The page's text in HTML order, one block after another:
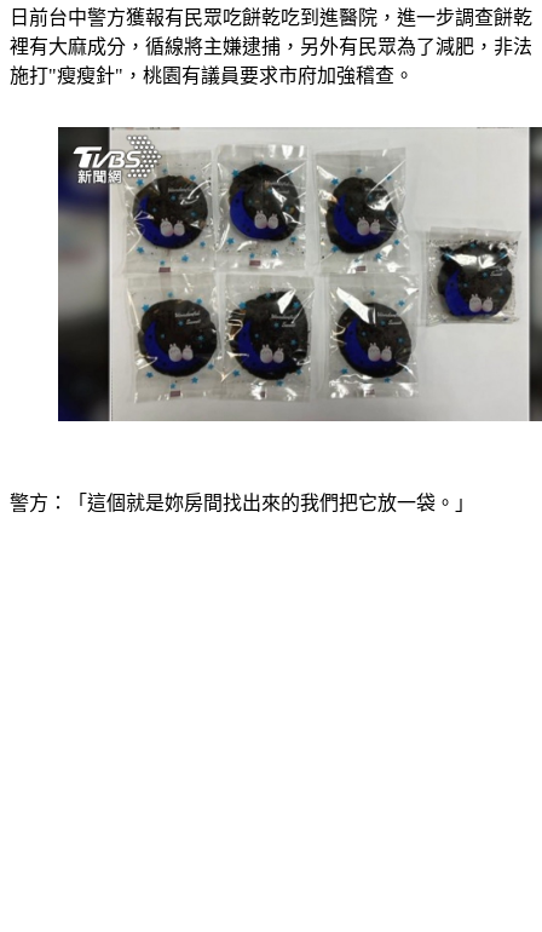
日前台中警方獲報有民眾吃餅乾吃到進醫院，進一步調查餅乾
裡有大麻成分，循線將主嫌逮捕，另外有民眾為了減肥，非法
施打"瘦瘦針"，桃園有議員要求市府加強稽查。
警方：「這個就是妳房間找出來的我們把它放一袋。」